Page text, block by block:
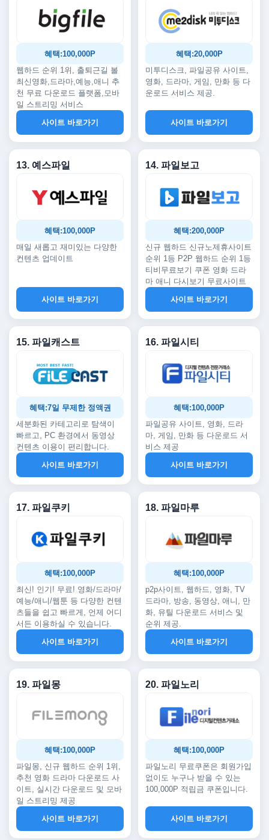
혜택:100,000P
웹하드 순위 1위, 출퇴근길 볼
최신영화,드라마,예능,애니 추
천 무료 다운로드 플랫폼,모바
일 스트리밍 서비스
사이트 바로가기
혜택:20,000P
미투디스크, 파일공유 사이트,
영화, 드라마, 게임, 만화 등 다
운로드 서비스 제공.
사이트 바로가기
13. 예스파일
혜택:100,000P
매일 새롭고 재미있는 다양한
컨텐츠 업데이트
사이트 바로가기
14. 파일보고
혜택:200,000P
신규 웹하드 신규노제휴사이트
순위 1등 P2P 웹하드 순위 1등
티비무료보기 쿠폰 영화 드라
마 애니 다시보기 무료사이트
사이트 바로가기
15. 파일캐스트
혜택:7일 무제한 정액권
세분화된 카테고리로 탐색이
빠르고, PC 환경에서 동영상
컨텐츠 이용이 편리합니다.
사이트 바로가기
16. 파일시티
혜택:100,000P
파일공유 사이트, 영화, 드라
마, 게임, 만화 등 다운로드 서
비스 제공
사이트 바로가기
17. 파일쿠키
혜택:100,000P
최신! 인기! 무료! 영화/드라마/
예능/애니/웹툰 등 다양한 컨텐
츠들을 쉽고 빠르게, 언제 어디
서든 이용하실 수 있습니다.
사이트 바로가기
18. 파일마루
혜택:100,000P
p2p사이트, 웹하드, 영화, TV
드라마, 방송, 동영상, 애니, 만
화, 유틸 다운로드 서비스 및
순위 제공.
사이트 바로가기
19. 파일몽
혜택:100,000P
파일몽, 신규 웹하드 순위 1위,
추천 영화 드라마 다운로드 사
이트, 실시간 다운로드 및 모바
일 스트리밍 제공
사이트 바로가기
20. 파일노리
혜택:100,000P
파일노리 무료쿠폰은 회원가입
없이도 누구나 받을 수 있는
100,000P 적립금 쿠폰입니다.
사이트 바로가기